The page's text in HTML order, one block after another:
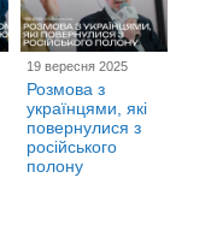
19 вересня 2025
Розмова з
українцями, які
повернулися з
російського
полону